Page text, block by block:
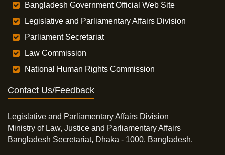
Bangladesh Government Official Web Site
Legislative and Parliamentary Affairs Division
Parliament Secretariat
Law Commission
National Human Rights Commission
Contact Us/Feedback
Legislative and Parliamentary Affairs Division
Ministry of Law, Justice and Parliamentary Affairs
Bangladesh Secretariat, Dhaka - 1000, Bangladesh.